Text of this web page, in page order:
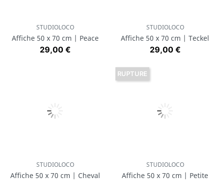
STUDIOLOCO
Affiche 50 x 70 cm | Peace
Prix
29,00 €
STUDIOLOCO
Affiche 50 x 70 cm | Teckel
Prix
29,00 €
STUDIOLOCO
Affiche 50 x 70 cm | Cheval
STUDIOLOCO
Affiche 50 x 70 cm | Petite
RUPTURE